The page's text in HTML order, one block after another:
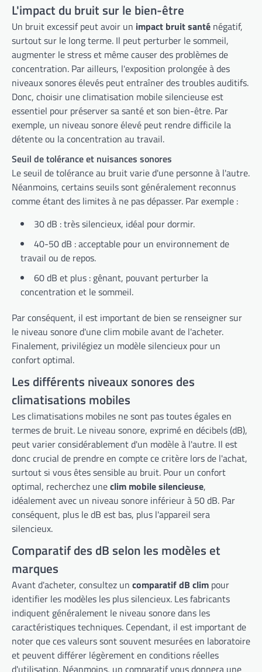
L'impact du bruit sur le bien-être
Un bruit excessif peut avoir un impact bruit santé négatif,
surtout sur le long terme. Il peut perturber le sommeil,
augmenter le stress et même causer des problèmes de
concentration. Par ailleurs, l'exposition prolongée à des
niveaux sonores élevés peut entraîner des troubles auditifs.
Donc, choisir une climatisation mobile silencieuse est
essentiel pour préserver sa santé et son bien-être. Par
exemple, un niveau sonore élevé peut rendre difficile la
détente ou la concentration au travail.
Seuil de tolérance et nuisances sonores
Le seuil de tolérance au bruit varie d'une personne à l'autre.
Néanmoins, certains seuils sont généralement reconnus
comme étant des limites à ne pas dépasser. Par exemple :
30 dB : très silencieux, idéal pour dormir.
40-50 dB : acceptable pour un environnement de
travail ou de repos.
60 dB et plus : gênant, pouvant perturber la
concentration et le sommeil.
Par conséquent, il est important de bien se renseigner sur
le niveau sonore d'une clim mobile avant de l'acheter.
Finalement, privilégiez un modèle silencieux pour un
confort optimal.
Les différents niveaux sonores des
climatisations mobiles
Les climatisations mobiles ne sont pas toutes égales en
termes de bruit. Le niveau sonore, exprimé en décibels (dB),
peut varier considérablement d'un modèle à l'autre. Il est
donc crucial de prendre en compte ce critère lors de l'achat,
surtout si vous êtes sensible au bruit. Pour un confort
optimal, recherchez uneclim mobile silencieuse,
idéalement avec un niveau sonore inférieur à 50 dB. Par
conséquent, plus le dB est bas, plus l'appareil sera
silencieux.
Comparatif des dB selon les modèles et
marques
Avant d'acheter, consultez un comparatif dB clim pour
identifier les modèles les plus silencieux. Les fabricants
indiquent généralement le niveau sonore dans les
caractéristiques techniques. Cependant, il est important de
noter que ces valeurs sont souvent mesurées en laboratoire
et peuvent différer légèrement en conditions réelles